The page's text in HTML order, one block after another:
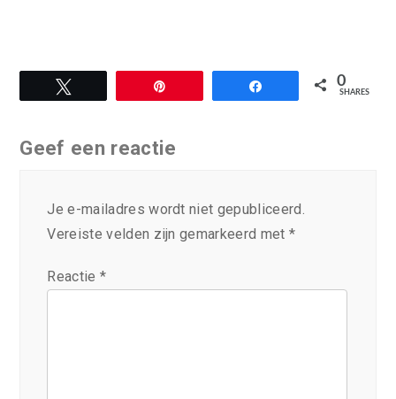
0
SHARES
Geef een reactie
Je e-mailadres wordt niet gepubliceerd.
Vereiste velden zijn gemarkeerd met *
Reactie *